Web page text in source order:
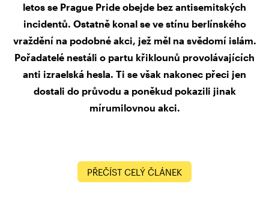
letos se Prague Pride obejde bez antisemitských
incidentů. Ostatně konal se ve stínu berlínského
vraždění na podobné akci, jež měl na svědomí islám.
Pořadatelé nestáli o partu křiklounů provolávajících
anti izraelská hesla. Ti se však nakonec přeci jen
dostali do průvodu a poněkud pokazili jinak
mírumilovnou akci.
PŘEČÍST CELÝ ČLÁNEK